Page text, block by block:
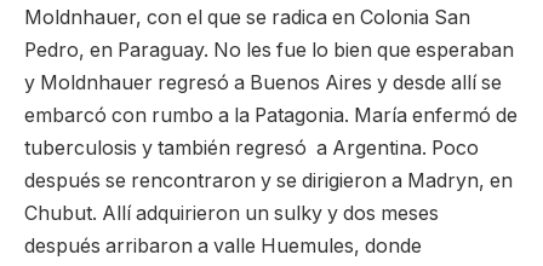
Moldnhauer, con el que se radica en Colonia San
Pedro, en Paraguay. No les fue lo bien que esperaban
y Moldnhauer regresó a Buenos Aires y desde allí se
embarcó con rumbo a la Patagonia. María enfermó de
tuberculosis y también regresó a Argentina. Poco
después se rencontraron y se dirigieron a Madryn, en
Chubut. Allí adquirieron un sulky y dos meses
después arribaron a valle Huemules, donde